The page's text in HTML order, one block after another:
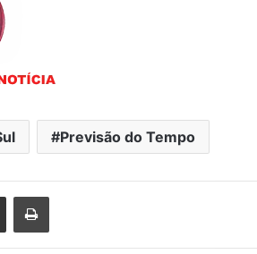
Previsão do Tempo